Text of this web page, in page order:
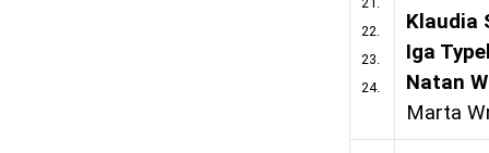
22.
23.
24.
Klaudia
Iga
Natan
Marta